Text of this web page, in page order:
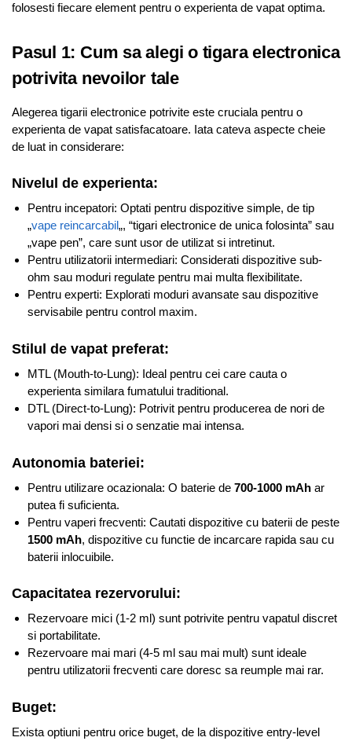
folosesti fiecare element pentru o experienta de vapat optima.
Pasul 1: Cum sa alegi o tigara electronica
potrivita nevoilor tale
Alegerea tigarii electronice potrivite este cruciala pentru o
experienta de vapat satisfacatoare. Iata cateva aspecte cheie
de luat in considerare:
Nivelul de experienta:
Pentru incepatori: Optati pentru dispozitive simple, de tip
„vape reincarcabil„, “tigari electronice de unica folosinta” sau
„vape pen”, care sunt usor de utilizat si intretinut.
Pentru utilizatorii intermediari: Considerati dispozitive sub-
ohm sau moduri regulate pentru mai multa flexibilitate.
Pentru experti: Explorati moduri avansate sau dispozitive
servisabile pentru control maxim.
Stilul de vapat preferat:
MTL (Mouth-to-Lung): Ideal pentru cei care cauta o
experienta similara fumatului traditional.
DTL (Direct-to-Lung): Potrivit pentru producerea de nori de
vapori mai densi si o senzatie mai intensa.
Autonomia bateriei:
Pentru utilizare ocazionala: O baterie de 700-1000 mAh ar
putea fi suficienta.
Pentru vaperi frecventi: Cautati dispozitive cu baterii de peste
1500 mAh, dispozitive cu functie de incarcare rapida sau cu
baterii inlocuibile.
Capacitatea rezervorului:
Rezervoare mici (1-2 ml) sunt potrivite pentru vapatul discret
si portabilitate.
Rezervoare mai mari (4-5 ml sau mai mult) sunt ideale
pentru utilizatorii frecventi care doresc sa reumple mai rar.
Buget:
Exista optiuni pentru orice buget, de la dispozitive entry-level